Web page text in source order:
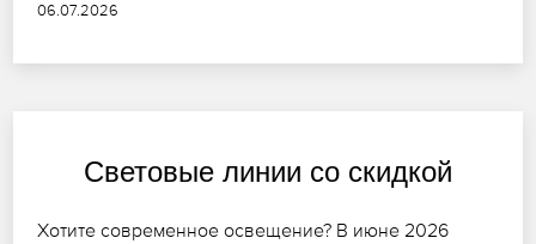
06.07.2026
Световые линии со скидкой
Хотите современное освещение? В июне 2026